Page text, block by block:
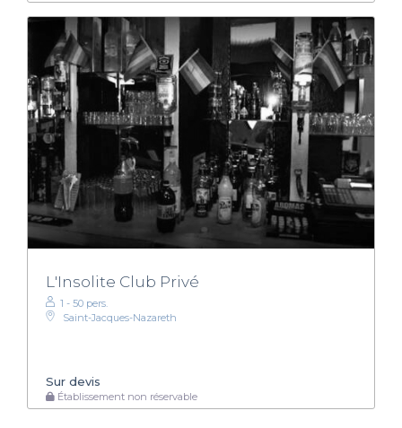
L'Insolite Club Privé
1 - 50 pers.
Saint-Jacques-Nazareth
Sur devis
Établissement non réservable